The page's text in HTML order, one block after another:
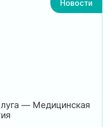
Новости
— Медицинская